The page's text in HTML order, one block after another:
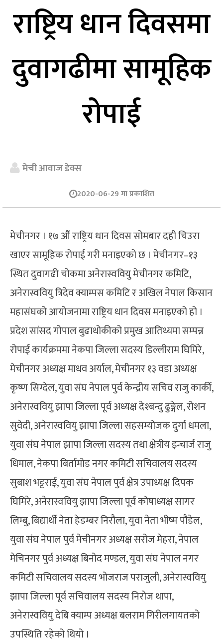
राष्ट्रिय धान दिवसमा
दुवागढीमा सामूहिक
रोपाई
मेची आवाज डेक्स
2020-06-29 मा प्रकाशित
मेचीनगर । १७ औं राष्ट्रिय धान दिवस सोमबार दही चिउरा
खाएर सामूहिक रोपाई गरी मनाइएको छ । मेचीनगर–१३
स्थित दुवागढी चोकमा अनेरास्ववियु मेचीनगर कमिटि,
अनेरास्ववियु त्रिदेव क्याम्पस कमिटि र अखिल नेपाल किसान
महासंघको आयोजनामा राष्ट्रिय धान दिवस मनाइएको हो ।
प्रदेश सांसद गोपाल बुढाथोकीको प्रमुख आतिथ्यमा सम्पन्न
रोपाई कार्यक्रममा नेकपा जिल्ला सदस्य डिल्लीराम घिमिरे,
मेचीनगर अध्यक्ष माधव अर्याल, मेचीनगर १३ वडा अध्यक्ष
कृष्ण सिग्देल, युवा संघ नेपाल पुर्व केन्द्रीय सचिव राजु कार्की,
अनेरास्ववियु झापा जिल्ला पूर्व अध्यक्ष देश्बन्दु ढुङ्गेल, रोशन
सुवेदी, अनेरास्ववियु झापा जिल्ला सहसम्योजक दुर्गा धमला,
युवा संघ नेपाल झापा जिल्ला सदस्य तथा क्षेत्रीय इन्चार्ज राजु
धिमाल, नेकपा बिर्तामोड नगर कमिटी सचिवालय सदस्य
सुबाश भट्टराई, युवा संघ नेपाल पुर्व क्षेत्र उपाध्यक्ष दिपक
घिमिरे, अनेरास्ववियु झापा जिल्ला पूर्व कोषाध्यक्ष सागर
लिम्बु, बिद्यार्थी नेता हेडम्बर निरौला, युवा नेता भीष्म पौडेल,
युवा संघ नेपाल पुर्व मेचीनगर अध्यक्ष सरोज मेहरा, नेपाल
मेचिनगर पुर्व अध्यक्ष बिनोद मण्डल, युवा संघ नेपाल नगर
कमिटी सचिवालय सदस्य भोजराज पराजुली, अनेरास्ववियु
झापा जिल्ला पूर्व सचिवालय सदस्य निरोज थापा,
अनेरास्ववियु देबि क्याम्प अध्यक्ष बलराम गिरीलगायतको
उपस्थिति रहेको थियो ।